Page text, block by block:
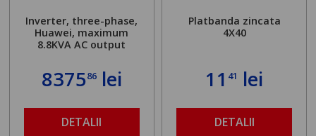
Inverter, three-phase,
Huawei, maximum
8.8KVA AC output
837586lei
DETALII
Platbanda zincata
4X40
11 41 lei
DETALII